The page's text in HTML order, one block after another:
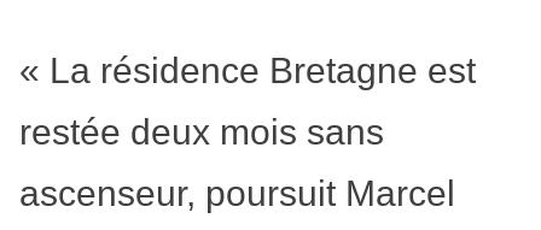
« La résidence Bretagne est
restée deux mois sans
ascenseur, poursuit Marcel